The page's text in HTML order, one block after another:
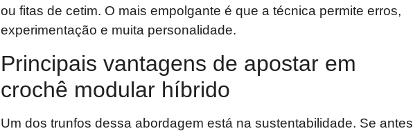
ou fitas de cetim. O mais empolgante é que a técnica permite erros,
experimentação e muita personalidade.
Principais vantagens de apostar em
crochê modular híbrido
Um dos trunfos dessa abordagem está na sustentabilidade. Se antes